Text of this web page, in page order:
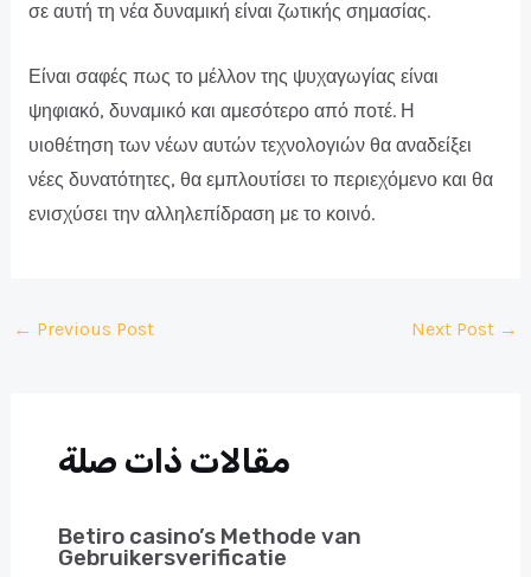
σε αυτή τη νέα δυναμική είναι ζωτικής σημασίας.
Είναι σαφές πως το μέλλον της ψυχαγωγίας είναι
ψηφιακό, δυναμικό και αμεσότερο από ποτέ. Η
υιοθέτηση των νέων αυτών τεχνολογιών θα αναδείξει
νέες δυνατότητες, θα εμπλουτίσει το περιεχόμενο και θα
ενισχύσει την αλληλεπίδραση με το κοινό.
Post
← Previous Post Next Post →
مقالات ذات صلة
Betiro casino’s Methode van
Gebruikersverificatie